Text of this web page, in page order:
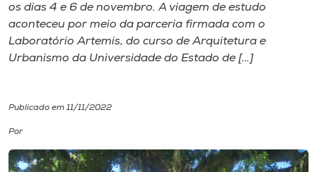
I.nova
Cultura
CPA
os dias 4 e 6 de novembro. A viagem de estudo
aconteceu por meio da parceria firmada com o
Laboratório Artemis, do curso de Arquitetura e
Urbanismo da Universidade do Estado de […]
Publicado em 11/11/2022
Por